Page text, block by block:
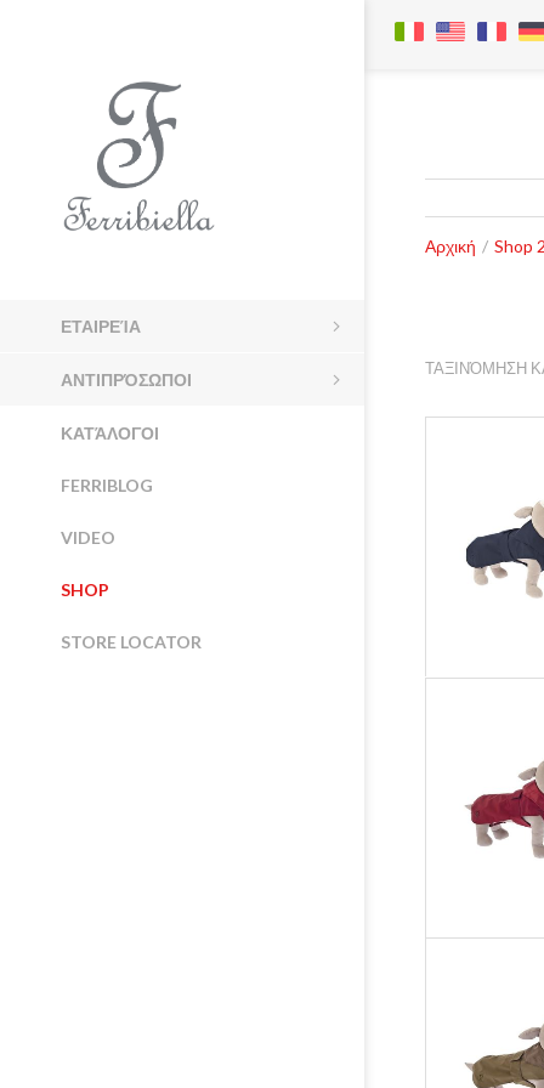
ΕΤΑΙΡΕΊΑ
ΑΝΤΙΠΡΌΣΩΠΟΙ
ΚΑΤΆΛΟΓΟΙ
FERRIBLOG
VIDEO
SHOP
STORE LOCATOR
Αρχική / Shop
ΤΑΞΙΝΌΜΗΣΗ